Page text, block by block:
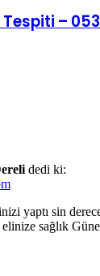
–
dedi ki:
yaptı sin
sağlık